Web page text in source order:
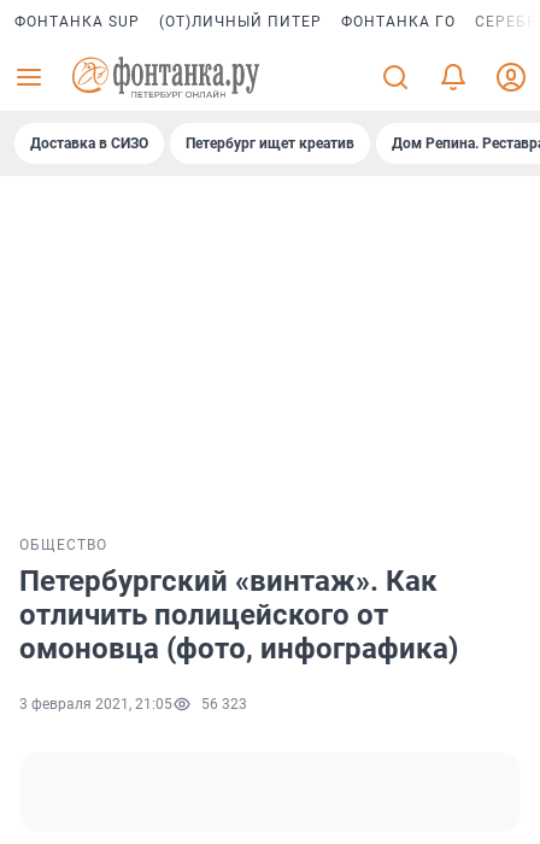
ФОНТАНКА SUP (ОТ)ЛИЧНЫЙ ПИТЕР ФОНТАНКА ГО
Доставка в СИЗО Петербург ищет креатив Дом Репина.
ОБЩЕСТВО
Петербургский «винтаж». Как
отличить полицейского от
омоновца (фото, инфографика)
3 февраля 2021, 21:05 56 323